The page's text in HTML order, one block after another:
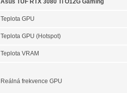
Asus TUF RTX 3080 Ti O12G Gaming
Teplota GPU
Teplota GPU (Hotspot)
Teplota VRAM
Reálná frekvence GPU